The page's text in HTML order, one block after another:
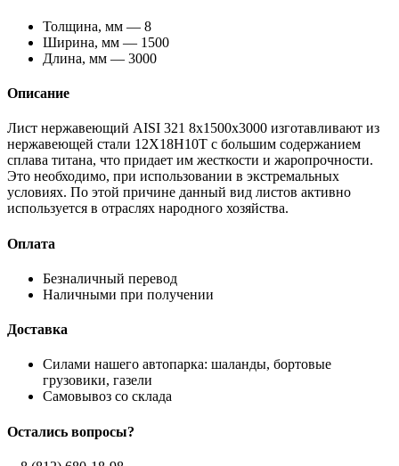
Толщина, мм — 8
Ширина, мм — 1500
Длина, мм — 3000
Описание
Лист нержавеющий AISI 321 8x1500x3000 изготавливают из
нержавеющей стали 12Х18Н10Т с большим содержанием
сплава титана, что придает им жесткости и жаропрочности.
Это необходимо, при использовании в экстремальных
условиях. По этой причине данный вид листов активно
используется в отраслях народного хозяйства.
Оплата
Безналичный перевод
Наличными при получении
Доставка
Силами нашего автопарка: шаланды, бортовые
грузовики, газели
Самовывоз со склада
Остались вопросы?